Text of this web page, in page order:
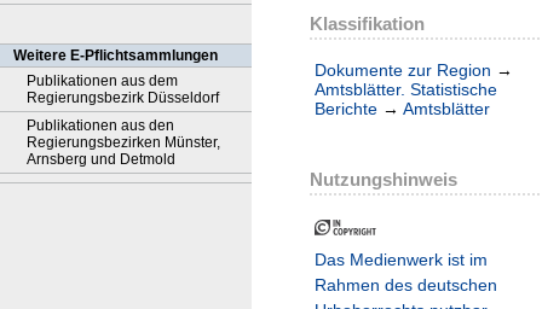
Weitere E-Pflichtsammlungen
Publikationen aus dem
Regierungsbezirk Düsseldorf
Publikationen aus den
Regierungsbezirken Münster,
Arnsberg und Detmold
Klassifikation
Dokumente zur Region →
Amtsblätter. Statistische
Berichte → Amtsblätter
Nutzungshinweis
Das Medienwerk ist im
Rahmen des deutschen